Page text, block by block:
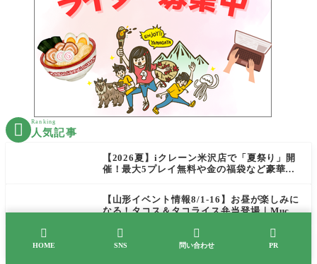
 Ranking
人気記事
【2026夏】iクレーン米沢店で「夏祭り」開
催！最大5プレイ無料や金の福袋など豪華企
【山形イベント情報8/1-16】お昼が楽しみに
なる！タコス＆タコライス弁当登場｜Mucha
【置賜新店】8/1オープン！白鷹町に「一途
一麺 來神」がやってきた！注目のラーメン

HOME

SNS

問い合わせ

PR